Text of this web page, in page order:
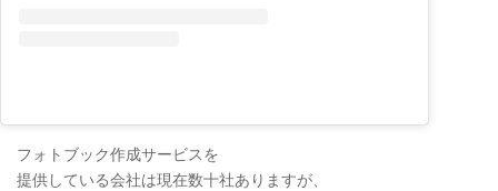
フォトブック作成サービスを
提供している会社は現在数十社ありますが、